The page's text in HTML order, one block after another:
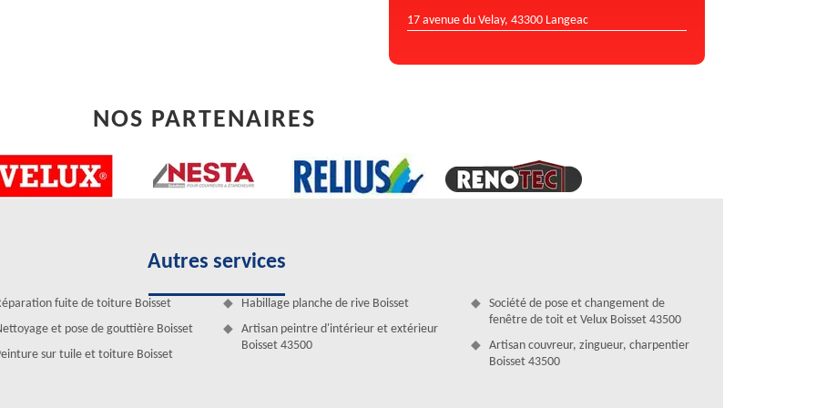
David est un spécialiste du nettoyage de toiture à Boisset. Offrant
intervention à la hauteur de chaque demande, nous pouvons
demande de nettoyage et démoussage de toit. Qualifiée, notre
17 avenue du Velay, 43300 Langeac
NOS PARTENAIRES
Autres services
fuite de toiture Boisset
et pose de gouttière Boisset
sur tuile et toiture Boisset
Habillage planche de rive Boisset
Artisan peintre d'intérieur et extérieur
Boisset 43500
Société de pose et changement de
fenêtre de toit et Velux Boisset 43500
Artisan couvreur, zingueur, charpentier
Boisset 43500